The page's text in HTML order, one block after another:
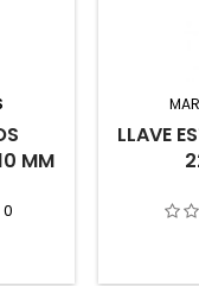
MM
0
LLAVE